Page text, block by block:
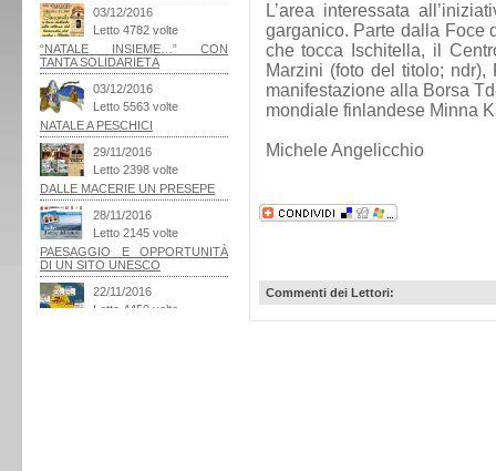
L’area interessata
garganico. Parte dalla Foce
che tocca Ischitella, il
Marzini (foto del titolo;
manifestazione alla Borsa
mondiale finlandese Minna
Michele Angelicchio
Commenti dei Lettori: